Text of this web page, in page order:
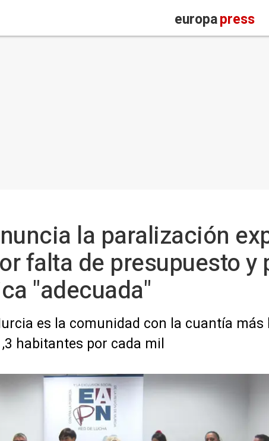
europapress
la paralización
falta de presupuesto y
"adecuada"
es la comunidad con la cuantía
habitantes por cada mil